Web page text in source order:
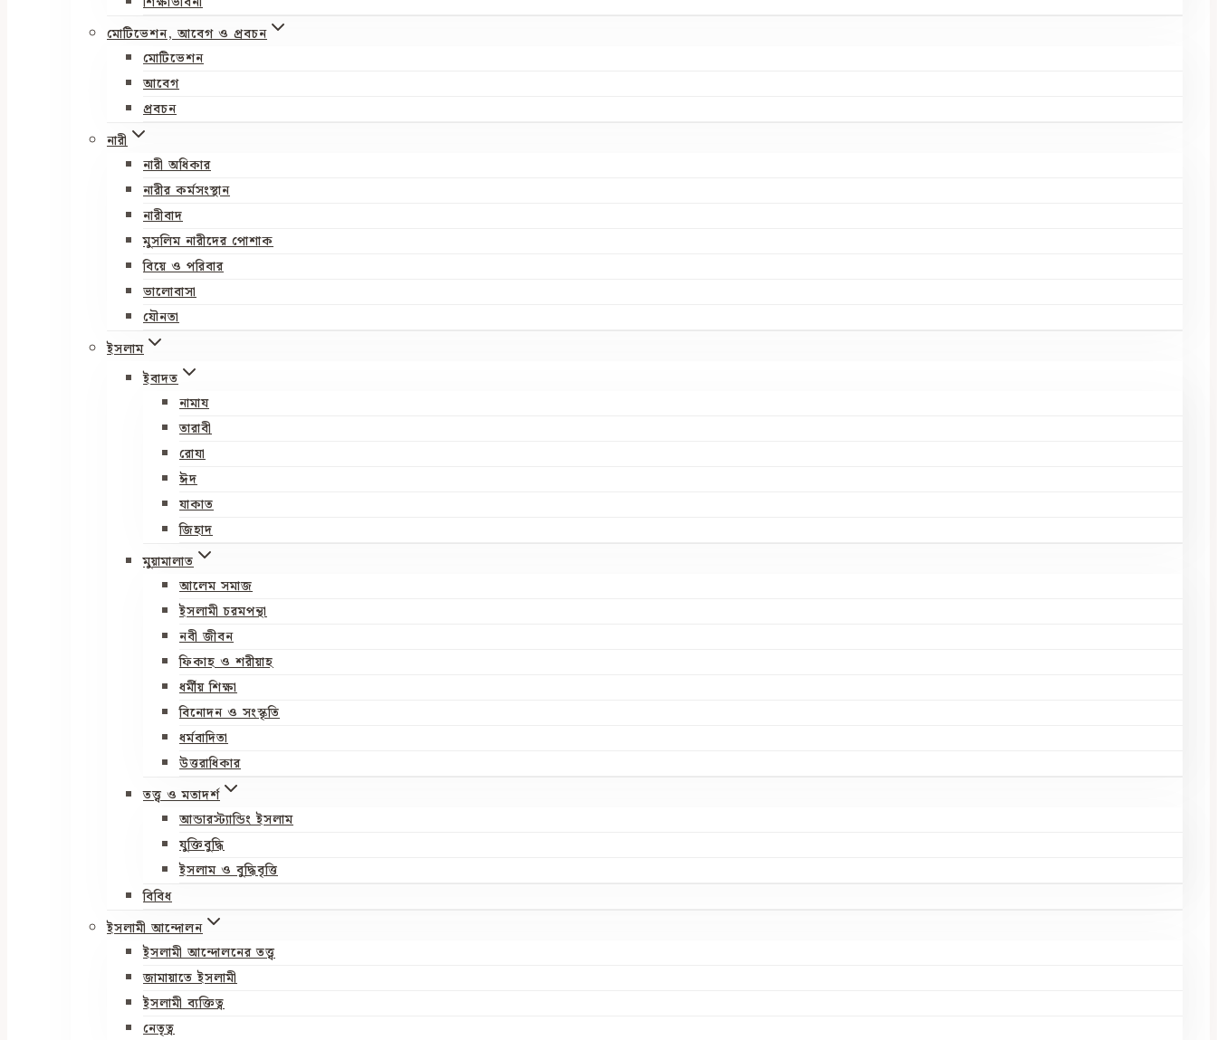
মোটিভেশন, আবেগ ও প্রবচন
মোটিভেশন
আবেগ
প্রবচন
নারী
নারী অধিকার
নারীর কর্মসংস্থান
নারীবাদ
মুসলিম নারীদের পোশাক
বিয়ে ও পরিবার
ভালোবাসা
যৌনতা
ইসলাম
ইবাদত
নামায
তারাবী
রোযা
ঈদ
যাকাত
জিহাদ
মুয়ামালাত
আলেম সমাজ
ইসলামী চরমপন্থা
নবী জীবন
ফিকাহ ও শরীয়াহ
ধর্মীয় শিক্ষা
বিনোদন ও সংস্কৃতি
ধর্মবাদিতা
উত্তরাধিকার
তত্ত্ব ও মতাদর্শ
আন্ডারস্ট্যান্ডিং ইসলাম
যুক্তিবুদ্ধি
ইসলাম ও বুদ্ধিবৃত্তি
বিবিধ
ইসলামী আন্দোলন
ইসলামী আন্দোলনের তত্ত্ব
জামায়াতে ইসলামী
ইসলামী ব্যক্তিত্ব
নেতৃত্ব